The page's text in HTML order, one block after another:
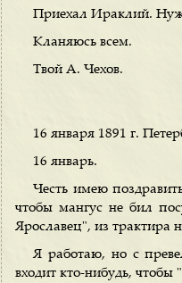
Приехал Ираклий.
Кланяюсь всем.
Твой А. Чехов.
16 января 1891 г.
16 январь.
Честь имею
чтобы мангус не бил
Ярославец", из трактира
Я работаю, но с
входит кто-нибудь, чтобы